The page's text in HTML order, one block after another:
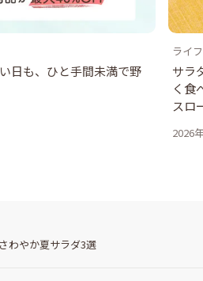
日も、ひと手間未満で野
ライ
サラ
く食
スロ
2026
わやか夏サラダ3選